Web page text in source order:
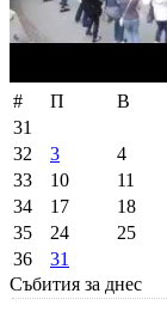
# П В
31
32
3 4
33
10 11
34
17 18
35
24 25
36
31
Събития за днес